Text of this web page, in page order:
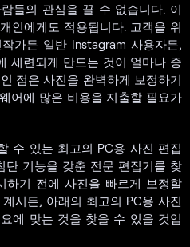
들의 관심을 끌 수 없습니다. 이
인에게도 적용됩니다. 고객을 위
가든 일반 Instagram 사용자든,
세련되게 만드는 것이 얼마나 중
점은 사진을 완벽하게 보정하기
어에 많은 비용을 지출할 필요가
수 있는 최고의 PC용 사진 편집
단 기능을 갖춘 전문 편집기를 찾
하기 전에 사진을 빠르게 보정할
시든, 아래의 최고의 PC용 사진
에 맞는 것을 찾을 수 있을 것입